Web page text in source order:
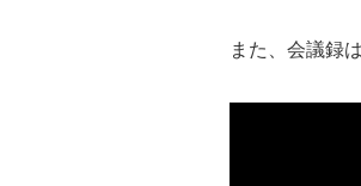
また、会議録